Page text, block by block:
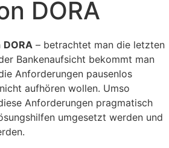
DORA
DORA – betrachtet man die letzten
Bankenaufsicht bekommt man
Anforderungen pausenlos
aufhören wollen. Umso
Anforderungen pragmatisch
umgesetzt werden und